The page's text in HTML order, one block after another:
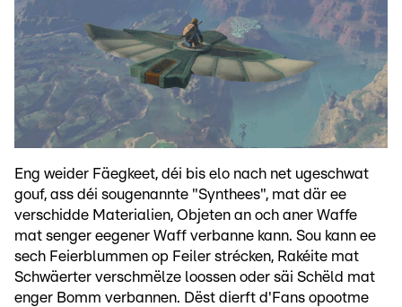
Eng weider Fäegkeet, déi bis elo nach net ugeschwat
gouf, ass déi sougenannte "Synthees", mat där ee
verschidde Materialien, Objeten an och aner Waffe
mat senger eegener Waff verbanne kann. Sou kann ee
sech Feierblummen op Feiler strécken, Rakéite mat
Schwäerter verschmëlze loossen oder säi Schëld mat
enger Bomm verbannen. Dëst dierft d'Fans opootme